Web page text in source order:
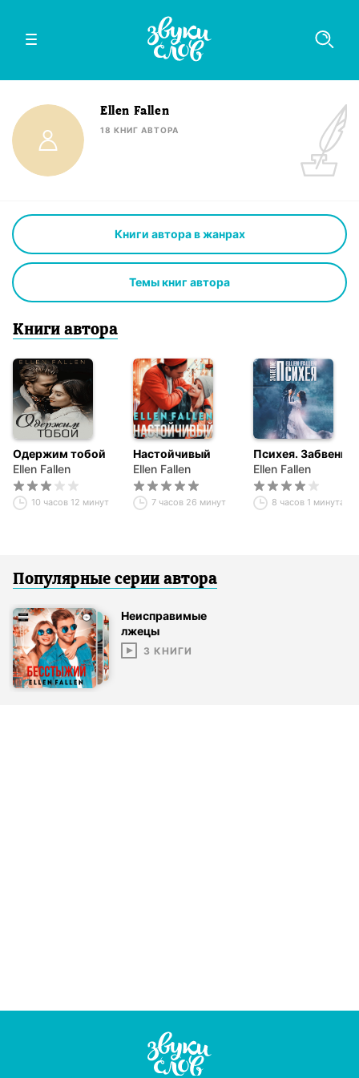
Ellen Fallen
18 КНИГ АВТОРА
Книги автора в жанрах
Темы книг автора
Книги автора
Одержим тобой
Ellen Fallen
10 часов 12 минут
Настойчивый
Ellen Fallen
7 часов 26 минут
Психея. Забвение
Ellen Fallen
8 часов 1 минута
Популярные серии автора
Неисправимые
лжецы
3 КНИГИ